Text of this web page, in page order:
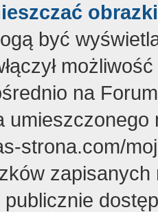
być
na
strona.com/